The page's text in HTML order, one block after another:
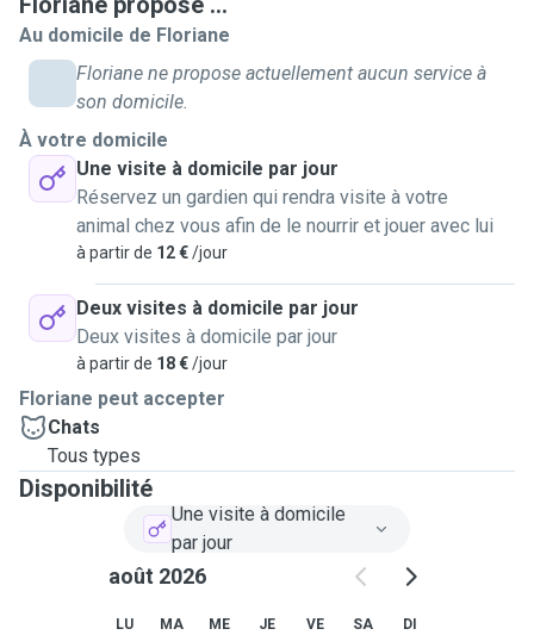
Au domicile de Floriane
Floriane ne propose actuellement aucun service à
son domicile.
À votre domicile
Une visite à domicile par jour
Réservez un gardien qui rendra visite à votre
animal chez vous afin de le nourrir et jouer avec lui
à partir de 12 €/jour
Deux visites à domicile par jour
Deux visites à domicile par jour
à partir de 18 €/jour
Floriane peut accepter
Chats
Tous types
Disponibilité
Une visite à domicile
par jour
août 2026
LU MA ME JE VE SA DI